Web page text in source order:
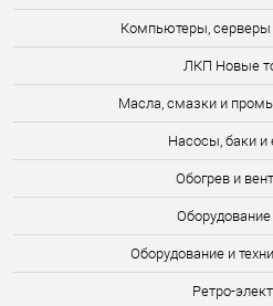
Компьютеры, серверы
ЛКП Новые
Масла, смазки и
Насосы, баки и
Обогрев и
Оборудование и
Ретро-